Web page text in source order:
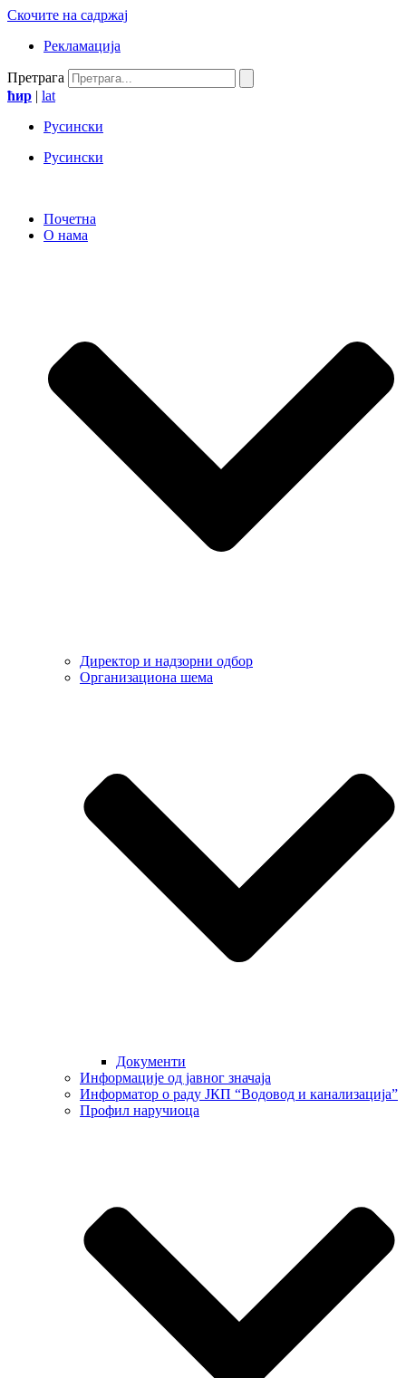
Скочите на садржај
Рекламација
Претрага
ћир | lat
Русински
Русински
Почетна
О нама
Директор и надзорни одбор
Организациона шема
Документи
Информације од јавног значаја
Информатор о раду ЈКП “Водовод и канализација”
Профил наручиоца